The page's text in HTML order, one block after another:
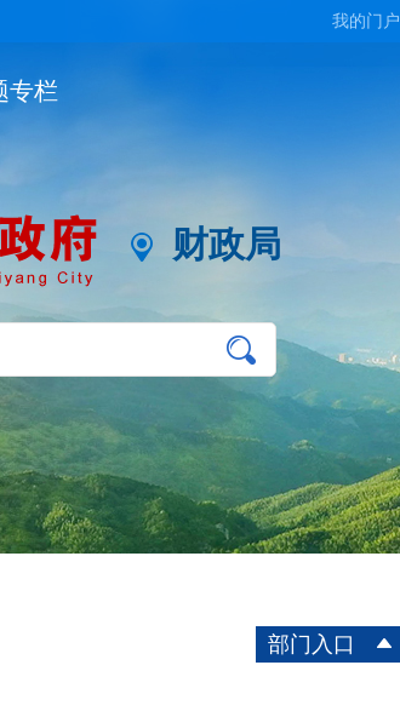
我的门户
专栏
财政局
部门入口